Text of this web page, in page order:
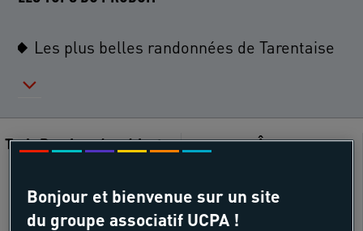
Les plus belles randonnées de Tarentaise
Trek-Randonnée pédestre Âges
18 - 40 ans
Bonjour et bienvenue sur un site
du groupe associatif UCPA !